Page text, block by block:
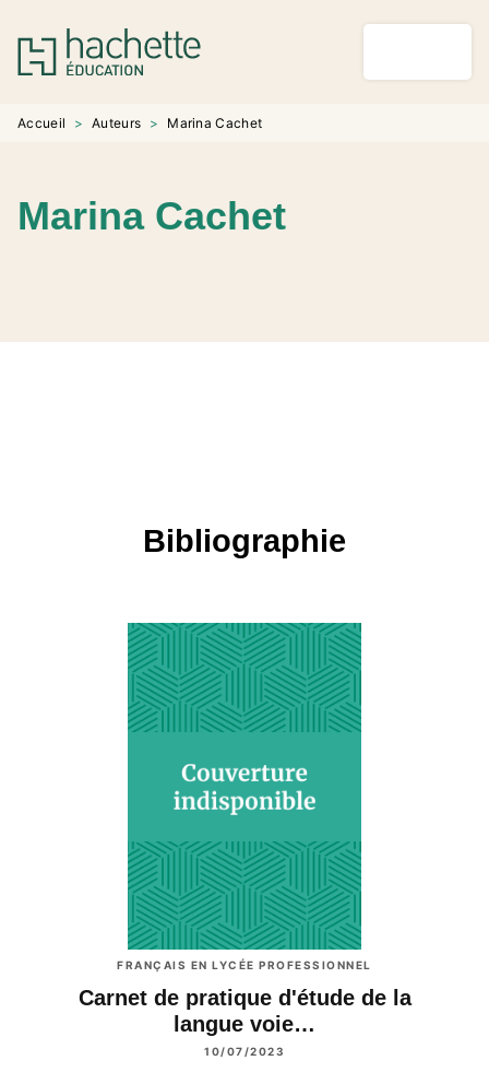
MENU RECHERCHE
PIED DE PAGE
Accueil > Auteurs > Marina Cachet
Marina Cachet
Bibliographie
FRANÇAIS EN LYCÉE PROFESSIONNEL
Carnet de pratique d'étude de la
langue voie…
10/07/2023